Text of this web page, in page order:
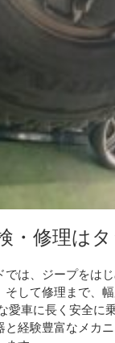
・修理は
では、ジープをは
そして修理まで、
愛車に長く安全に
と経験豊富なメカ